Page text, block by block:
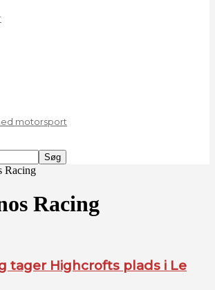
motorsport
Racing
Racing
tager Highcrofts plads i Le